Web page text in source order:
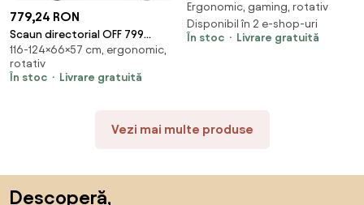
779,24 RON
Scaun directorial OFF 799
negru, rezistent 200 kg
116-124×66×57 cm, ergonomic,
rotativ
În stoc
Livrare gratuită
935 Negru
Ergonomic, gaming, rotativ
Disponibil în 2 e-shop-uri
În stoc
Livrare gratuită
Vezi mai multe produse
Descoperă,